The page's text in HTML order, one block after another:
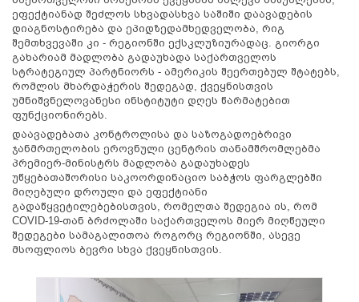
ეფექტიანად შეძლოს სხვადასხვა საშიში დაავადების
დიაგნოსტირება და ეპიდზედამხედველობა, რიგ
შემთხვევაში კი - რეგიონში ექსკლუზიურადაც. გიორგი
გახარიამ მადლობა გადაუხადა საქართველოს
სტრატეგიულ პარტნიორს - ამერიკის შეერთებულ შტატებს,
რომლის მხარდაჭერის შედეგად, ქვეყნისთვის
უმნიშვნელოვანესი ინსტიტუტი დღეს წარმატებით
ფუნქციონირებს.
დაავადებათა კონტროლისა და საზოგადოებრივი
ჯანმრთელობის ეროვნული ცენტრის თანამშრომლებმა
პრემიერ-მინისტრს მადლობა გადაუხადეს
უწყებათაშორისი საკოორდინაციო საბჭოს ფარგლებში
მიღებული დროული და ეფექტიანი
გადაწყვეტილებებისთვის, რომელთა შედეგია ის, რომ
COVID-19-თან ბრძოლაში საქართველოს მიერ მიღწეული
შედეგები სამაგალითოა როგორც რეგიონში, ასევე
მსოფლიოს ბევრი სხვა ქვეყნისთვის.